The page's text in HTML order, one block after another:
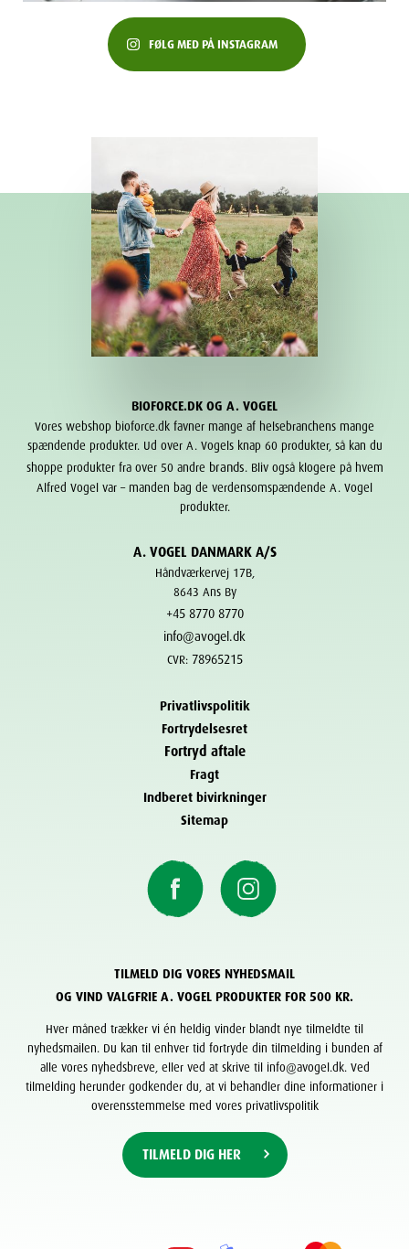
FØLG MED PÅ INSTAGRAM
BIOFORCE.DK OG A. VOGEL
Vores webshop bioforce.dk favner mange af helsebranchens mange
spændende produkter. Ud over A. Vogels knap 60 produkter, så kan du
shoppe produkter fra over 50 andre brands. Bliv også klogere på hvem
Alfred Vogel var – manden bag de verdensomspændende A. Vogel
produkter.
A. VOGEL DANMARK A/S
Håndværkervej 17B,
8643 Ans By
+45 8770 8770
info@avogel.dk
CVR: 78965215
Privatlivspolitik
Fortrydelsesret
Fortryd aftale
Fragt
Indberet bivirkninger
Sitemap
TILMELD DIG VORES NYHEDSMAIL
OG VIND VALGFRIE A. VOGEL PRODUKTER FOR 500 KR.
Hver måned trækker vi én heldig vinder blandt nye tilmeldte til
nyhedsmailen. Du kan til enhver tid fortryde din tilmelding i bunden af
alle vores nyhedsbreve, eller ved at skrive til info@avogel.dk. Ved
tilmelding herunder godkender du, at vi behandler dine informationer i
overensstemmelse med vores privatlivspolitik
TILMELD DIG HER